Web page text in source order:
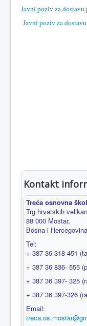
Javni poziv za
Javni poziv za
Kontakt
Treća osnovna
Trg hrvatskih
88 000 Mostar,
Bosna i Hercegovina
Tel:
+ 387 36 318 451
+ 387 36 836- 555
+ 387 36 397- 325
+ 387 36 397-326
Email: